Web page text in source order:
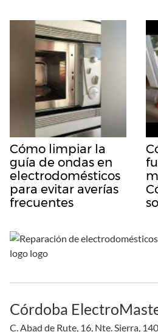
Cómo limpiar la
guía de ondas en
electrodomésticos
para evitar averías
frecuentes
Córdoba
C. Abad de Rute, 16, Nte. Sierra,